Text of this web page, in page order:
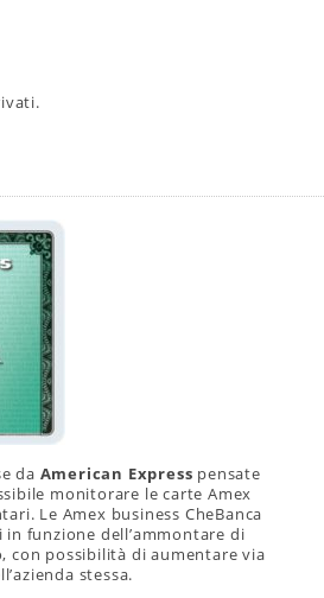
da American Express pensate
monitorare le carte Amex
Le Amex business CheBanca
funzione dell’ammontare di
con possibilità di aumentare via
stessa.